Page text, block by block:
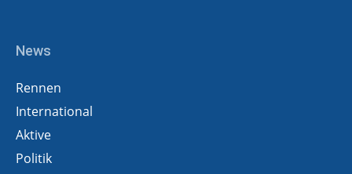
News
Rennen
International
Aktive
Politik